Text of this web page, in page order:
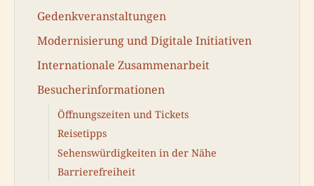
Gedenkveranstaltungen
Modernisierung und Digitale Initiativen
Internationale Zusammenarbeit
Besucherinformationen
Öffnungszeiten und Tickets
Reisetipps
Sehenswürdigkeiten in der Nähe
Barrierefreiheit